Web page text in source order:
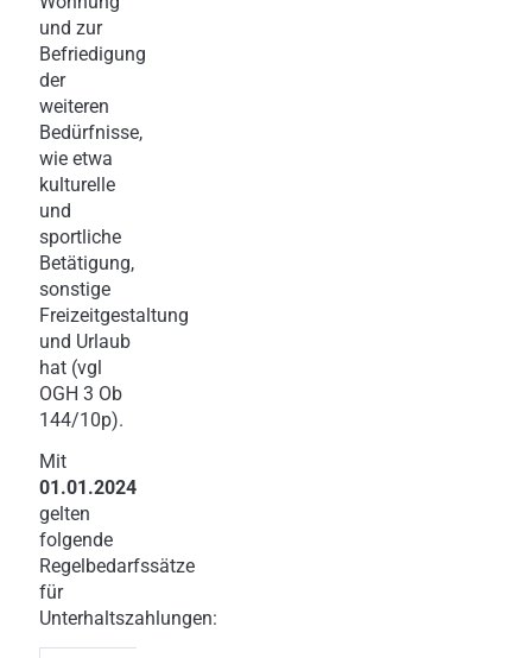
und zur
Befriedigung
der
weiteren
Bedürfnisse,
wie etwa
kulturelle
und
sportliche
Betätigung,
sonstige
Freizeitgestaltung
und Urlaub
hat (vgl
OGH 3 Ob
144/10p).
Mit
01.01.2024
gelten
folgende
Regelbedarfssätze
für
Unterhaltszahlungen: